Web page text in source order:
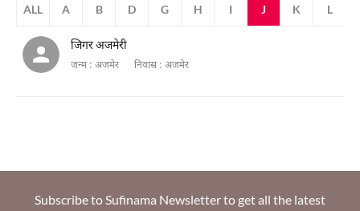
ALL A B D G H I J K L
जिगर अजमेरी
जन्म : अजमेर निवास : अजमेर
Subscribe to Sufinama Newsletter to get all the latest